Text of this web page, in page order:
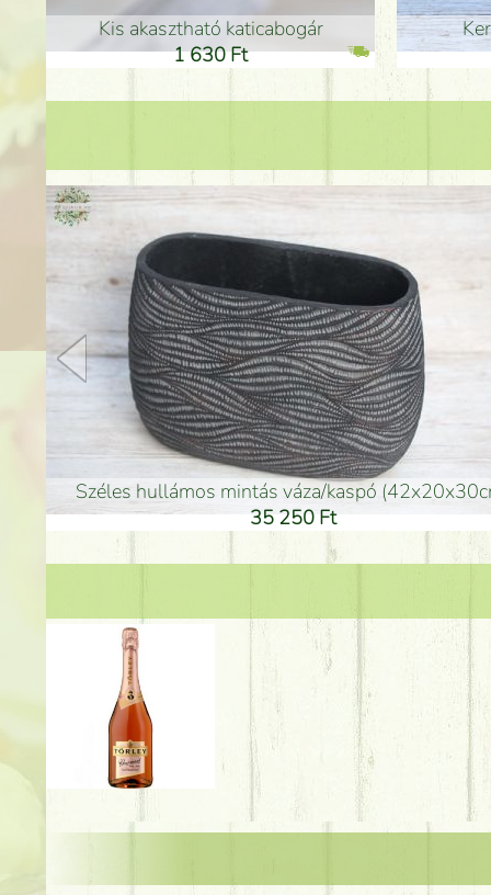
Kerámia béka 12cm
11 600 Ft
arany színű kerámia váza (40x26cm)
32 250 Ft
hosszú arany színű